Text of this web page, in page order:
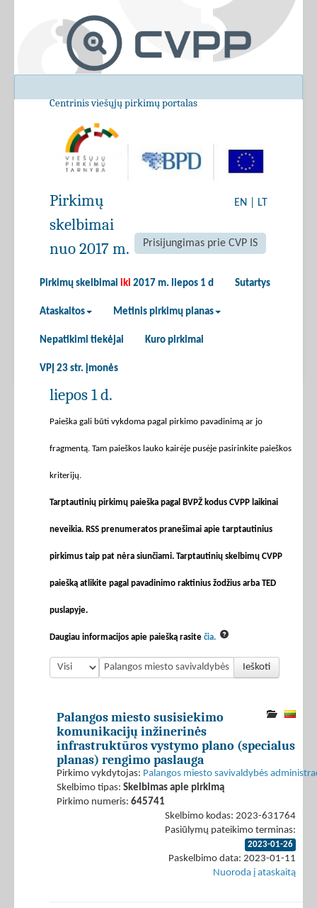
Centrinis viešųjų pirkimų portalas
EN LT
Prisijungimas prie CVP IS
Pirkimų skelbimai iki 2017 m. liepos 1 d Sutartys
Ataskaitos Metinis pirkimų planas
Nepatikimi tiekėjai Kuro pirkimai
VPĮ 23 str. įmonės
Pirkimų
skelbimai
nuo 2017 m.
liepos 1 d.
Paieška gali būti vykdoma pagal pirkimo pavadinimą ar jo
fragmentą. Tam paieškos lauko kairėje pusėje pasirinkite paieškos
kriterijų.
Tarptautinių pirkimų paieška pagal BVPŽ kodus CVPP laikinai
neveikia. RSS prenumeratos pranešimai apie tarptautinius
pirkimus taip pat nėra siunčiami. Tarptautinių skelbimų CVPP
paiešką atlikite pagal pavadinimo raktinius žodžius arba TED
puslapyje.
Daugiau informacijos apie paiešką rasite čia.
Ieškoti
Palangos miesto susisiekimo
komunikacijų inžinerinės
infrastruktūros vystymo plano (specialus
planas) rengimo paslauga
Pirkimo vykdytojas: Palangos miesto savivaldybės
Skelbimo tipas: Skelbimas apie pirkimą
Pirkimo numeris: 645741
Skelbimo kodas: 2023-631764
Pasiūlymų pateikimo terminas:
2023-01-26
Paskelbimo data: 2023-01-11
Nuoroda į ataskaitą